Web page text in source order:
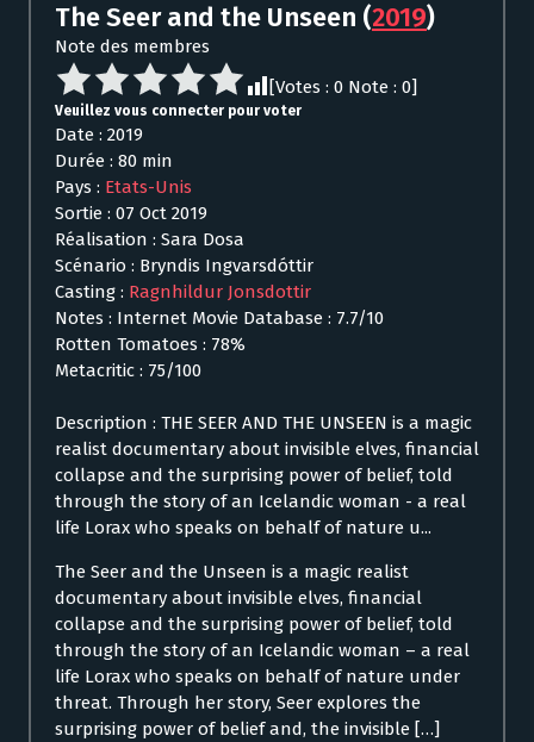
The Seer and the Unseen (2019)
Note des membres
[Votes : 0 Note : 0]
Veuillez vous connecter pour voter
Date : 2019
Durée : 80 min
Pays : Etats-Unis
Sortie : 07 Oct 2019
Réalisation : Sara Dosa
Scénario : Bryndis Ingvarsdóttir
Casting : Ragnhildur Jonsdottir
Notes : Internet Movie Database : 7.7/10
Rotten Tomatoes : 78%
Metacritic : 75/100
Description : THE SEER AND THE UNSEEN is a magic
realist documentary about invisible elves, financial
collapse and the surprising power of belief, told
through the story of an Icelandic woman - a real
life Lorax who speaks on behalf of nature u...
The Seer and the Unseen is a magic realist
documentary about invisible elves, financial
collapse and the surprising power of belief, told
through the story of an Icelandic woman – a real
life Lorax who speaks on behalf of nature under
threat. Through her story, Seer explores the
surprising power of belief and, the invisible […]